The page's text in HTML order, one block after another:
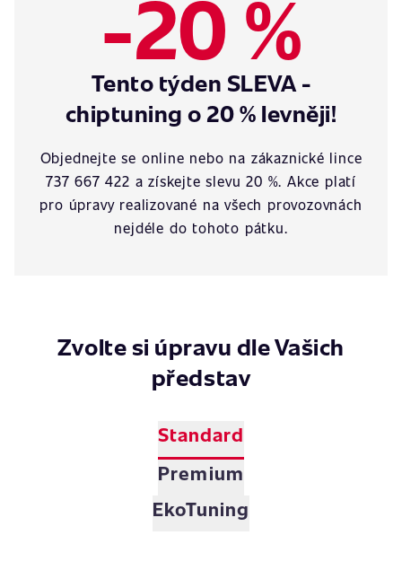
-20 %
Tento týden SLEVA -
chiptuning o 20 % levněji!
Objednejte se online nebo na zákaznické lince
737 667 422 a získejte slevu 20 %. Akce platí
pro úpravy realizované na všech provozovnách
nejdéle do tohoto pátku.
Zvolte si úpravu dle Vašich
představ
Standard
Premium
EkoTuning